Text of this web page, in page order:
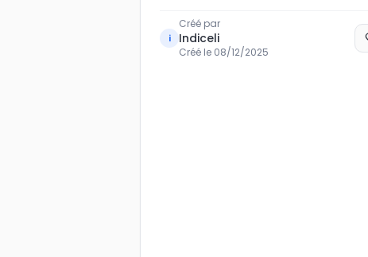
i
Créé par
Indiceli
Créé le 08/12/2025